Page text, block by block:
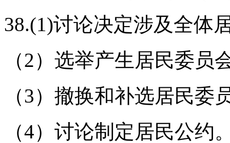
38.(1)讨论决定涉及全体
（2）选举产生居民委
（3）撤换和补选居民委
（4）讨论制定居民公约